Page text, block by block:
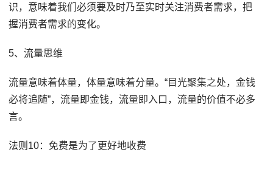
识，意味着我们必须要及时乃至实时关注消费者需求，把
握消费者需求的变化。
5、流量思维
流量意味着体量，体量意味着分量。“目光聚集之处，金钱
必将追随”，流量即金钱，流量即入口，流量的价值不必多
言。
法则10：免费是为了更好地收费